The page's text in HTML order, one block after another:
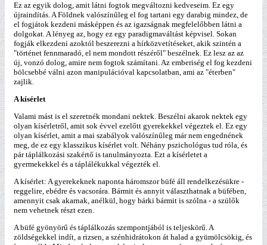
Ez az egyik dolog, amit látni fogtok megváltozni kedveseim. Ez egy
újraindítás. A Földnek valószínűleg el fog tartani egy darabig mindez, de
el fogjátok kezdeni másképpen és az igazságnak megfelelőbben látni a
dolgokat. A lényeg az, hogy ez egy paradigmaváltást képvisel. Sokan
fogják elkezdeni azoktól beszerezni a hírközvetítéseket, akik szintén a
"történet fennmaradó, el nem mondott részéről" beszélnek. Ez lesz az az
új, vonzó dolog, amire nem fogtok számítani. Az emberiség el fog kezdeni
bölcsebbé válni azon manipulációval kapcsolatban, ami az "éterben"
zajlik.
A kísérlet
Valami mást is el szeretnék mondani nektek. Beszélni akarok nektek egy
olyan kísérletről, amit sok évvel ezelőtt gyerekekkel végeztek el. Ez egy
olyan kísérlet, amit a mai szabályok valószínűleg már nem engednének
meg, de ez egy klasszikus kísérlet volt. Néhány pszichológus tud róla, és
pár táplálkozási szakértő is tanulmányozta. Ezt a kísérletet a
gyermekekkel és a táplálékukkal végezték el.
A kísérlet: A gyerekeknek naponta háromszor büfé áll rendelkezésükre -
reggelire, ebédre és vacsorára. Bármit és annyit választhatnak a büfében,
amennyit csak akarnak, anélkül, hogy bárki bármit is szólna - a szülők
nem vehetnek részt ezen.
A büfé gyönyörű és táplálkozás szempontjából is teljeskörű. A
zöldségekkel indít, a rizsen, a szénhidrátokon át halad a gyümölcsökig, és